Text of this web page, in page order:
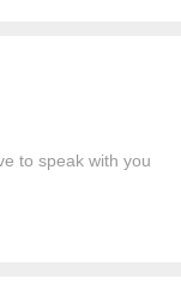
to speak with you